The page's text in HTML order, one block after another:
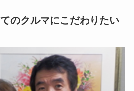
てのクルマにこだわりたい